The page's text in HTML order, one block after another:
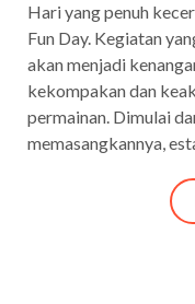
Hari yang penuh
Fun Day. Kegiatan
akan menjadi
kekompakan dan
permainan. Dimulai
memasangkannya,